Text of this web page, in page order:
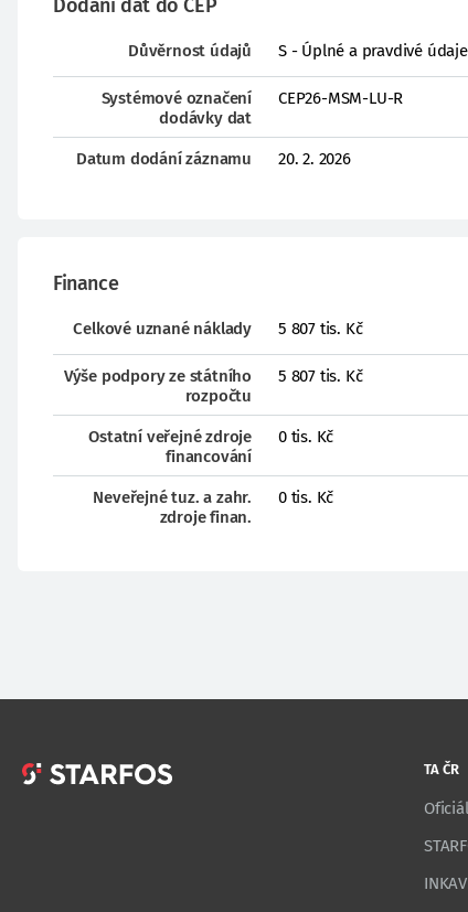
Dodání dat do CEP
Důvěrnost údajů S - Úplné a pravdivé
Systémové označení
dodávky dat
CEP26-MSM-LU-R
Datum dodání záznamu 20. 2. 2026
Finance
Celkové uznané náklady 5 807 tis. Kč
Výše podpory ze státního
rozpočtu
5 807 tis. Kč
Ostatní veřejné zdroje
financování
0 tis. Kč
Neveřejné tuz. a zahr.
zdroje finan.
0 tis. Kč
TA ČR